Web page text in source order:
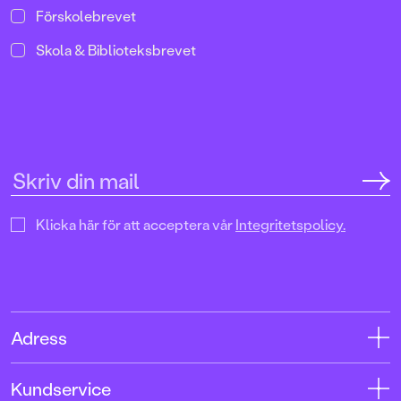
Förskolebrevet
Skola & Biblioteksbrevet
Klicka här för att acceptera vårIntegritetspolicy.
Adress
Kundservice